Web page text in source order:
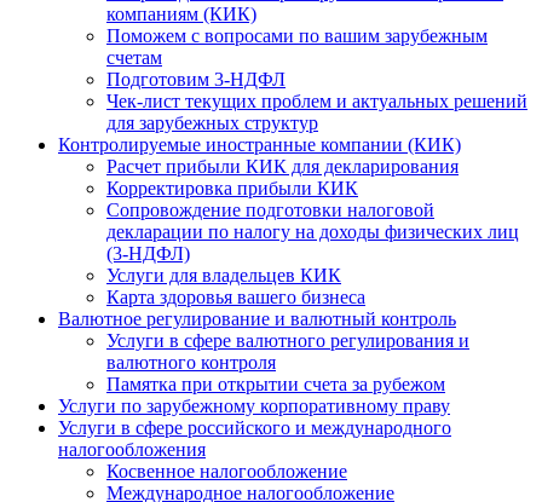
компаниям (КИК)
Поможем с вопросами по вашим зарубежным
счетам
Подготовим 3-НДФЛ
Чек-лист текущих проблем и актуальных решений
для зарубежных структур
Контролируемые иностранные компании (КИК)
Расчет прибыли КИК для декларирования
Корректировка прибыли КИК
Сопровождение подготовки налоговой
декларации по налогу на доходы физических лиц
(3-НДФЛ)
Услуги для владельцев КИК
Карта здоровья вашего бизнеса
Валютное регулирование и валютный контроль
Услуги в сфере валютного регулирования и
валютного контроля
Памятка при открытии счета за рубежом
Услуги по зарубежному корпоративному праву
Услуги в сфере российского и международного
налогообложения
Косвенное налогообложение
Международное налогообложение